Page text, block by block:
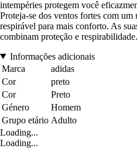
intempéries protegem você
Proteja-se dos ventos fortes com
respirável para mais conforto. As
combinam proteção e respirabilidade.
Informações adicionais
Marca
adidas
Cor
preto
Cor
Preto
Género
Homem
Grupo etário Adulto
Loading...
Loading...